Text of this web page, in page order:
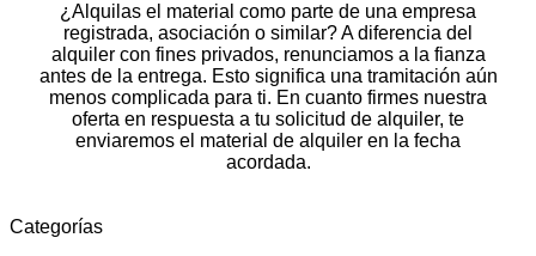
¿Alquilas el material como parte de una empresa
registrada, asociación o similar? A diferencia del
alquiler con fines privados, renunciamos a la fianza
antes de la entrega. Esto significa una tramitación aún
menos complicada para ti. En cuanto firmes nuestra
oferta en respuesta a tu solicitud de alquiler, te
enviaremos el material de alquiler en la fecha
acordada.
Categorías